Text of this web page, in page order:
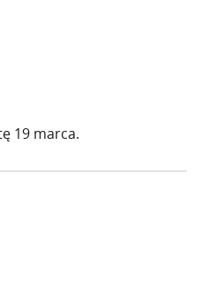
19 marca.